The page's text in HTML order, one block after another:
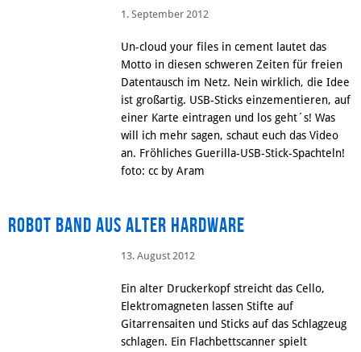
1. September 2012
Un-cloud your files in cement lautet das
Motto in diesen schweren Zeiten für freien
Datentausch im Netz. Nein wirklich, die Idee
ist großartig. USB-Sticks einzementieren, auf
einer Karte eintragen und los geht´s! Was
will ich mehr sagen, schaut euch das Video
an. Fröhliches Guerilla-USB-Stick-Spachteln!
foto: cc by Aram
Robot Band aus alter Hardware
13. August 2012
Ein alter Druckerkopf streicht das Cello,
Elektromagneten lassen Stifte auf
Gitarrensaiten und Sticks auf das Schlagzeug
schlagen. Ein Flachbettscanner spielt